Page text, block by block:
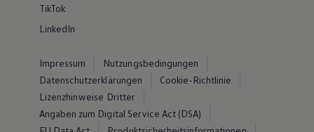
TikTok
LinkedIn
Impressum
Nutzungsbedingungen
Datenschutzerklärungen
Cookie-Richtlinie
Lizenzhinweise Dritter
Angaben zum Digital Service Act (DSA)